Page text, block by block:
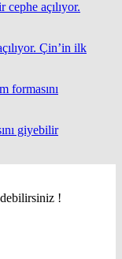
Çin’in ilk
giyebilir
!